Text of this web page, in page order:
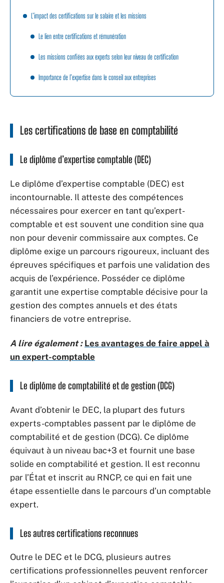
L’impact des certifications sur le salaire et les missions
Le lien entre certifications et rémunération
Les missions confiées aux experts selon leur niveau de certification
Importance de l’expertise dans le conseil aux entreprises
Les certifications de base en comptabilité
Le diplôme d’expertise comptable (DEC)
Le diplôme d’expertise comptable (DEC) est
incontournable. Il atteste des compétences
nécessaires pour exercer en tant qu’expert-
comptable et est souvent une condition sine qua
non pour devenir commissaire aux comptes. Ce
diplôme exige un parcours rigoureux, incluant des
épreuves spécifiques et parfois une validation des
acquis de l’expérience. Posséder ce diplôme
garantit une expertise comptable décisive pour la
gestion des comptes annuels et des états
financiers de votre entreprise.
A lire également : Les avantages de faire appel à
un expert-comptable
Le diplôme de comptabilité et de gestion (DCG)
Avant d’obtenir le DEC, la plupart des futurs
experts-comptables passent par le diplôme de
comptabilité et de gestion (DCG). Ce diplôme
équivaut à un niveau bac+3 et fournit une base
solide en comptabilité et gestion. Il est reconnu
par l’État et inscrit au RNCP, ce qui en fait une
étape essentielle dans le parcours d’un comptable
expert.
Les autres certifications reconnues
Outre le DEC et le DCG, plusieurs autres
certifications professionnelles peuvent renforcer